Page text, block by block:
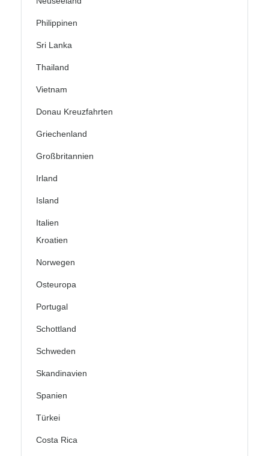
Philippinen
Sri Lanka
Thailand
Vietnam
Donau Kreuzfahrten
Griechenland
Großbritannien
Irland
Island
Italien
Kroatien
Norwegen
Osteuropa
Portugal
Schottland
Schweden
Skandinavien
Spanien
Türkei
Costa Rica